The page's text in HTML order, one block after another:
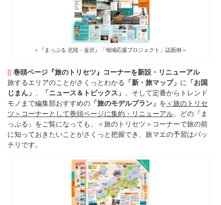
＜『まっぷる 北陸・金沢』「地域応援プロジェクト」誌面例＞
|| 巻頭ページ『旅のトリセツ』コーナーを新設・リニューアル
旅するエリアのことがさくっとわかる 「新・旅マップ」 に 「お国
じまん」 、 「ニュース＆トピックス」 、そして定番からトレンド
モノまで編集部おすすめの 「旅のモデルプラン」 を ＜旅のトリセ
ツ＞コーナーとして巻頭ページに集約・リニューアル。どの『ま
っぷる』をご覧になっても、＜旅のトリセツ＞コーナーで旅の前
に知っておきたいことがさくっと把握でき、旅マエの予習はバッ
チリです。